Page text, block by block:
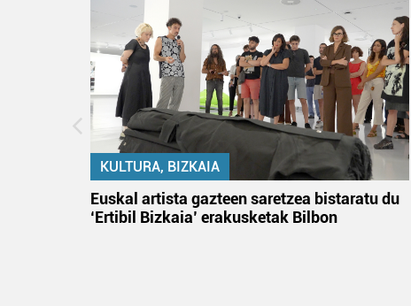
KULTURA, BIZKAIA
Euskal artista gazteen saretzea bistaratu du
‘Ertibil Bizkaia’ erakusketak Bilbon